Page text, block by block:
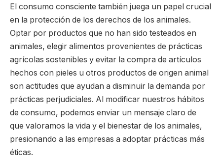
El consumo consciente también juega un papel crucial
en la protección de los derechos de los animales.
Optar por productos que no han sido testeados en
animales, elegir alimentos provenientes de prácticas
agrícolas sostenibles y evitar la compra de artículos
hechos con pieles u otros productos de origen animal
son actitudes que ayudan a disminuir la demanda por
prácticas perjudiciales. Al modificar nuestros hábitos
de consumo, podemos enviar un mensaje claro de
que valoramos la vida y el bienestar de los animales,
presionando a las empresas a adoptar prácticas más
éticas.